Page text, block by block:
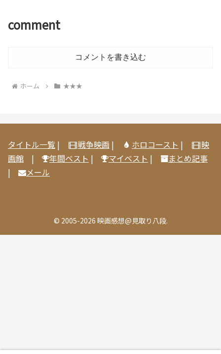
comment
コメントを書き込む
ホーム ★★★
タイトル一覧 | 戦争映画 | ホロコースト |
映
画館 | 年間ベスト | マイベスト |
まとめ記事
|
メール
© 2005-2026 映画感想@見取り八段.